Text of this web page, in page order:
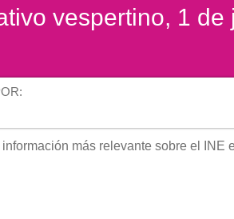
vespertino, 1 de
más relevante sobre el INE